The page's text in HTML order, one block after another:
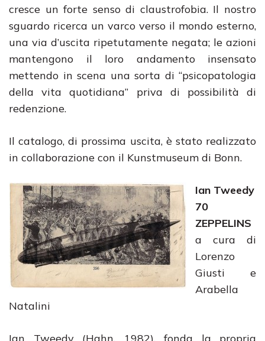
cresce un forte senso di claustrofobia. Il nostro
sguardo ricerca un varco verso il mondo esterno,
una via d’uscita ripetutamente negata; le azioni
mantengono il loro andamento insensato
mettendo in scena una sorta di “psicopatologia
della vita quotidiana” priva di possibilità di
redenzione.
Il catalogo, di prossima uscita, è stato realizzato
in collaborazione con il Kunstmuseum di Bonn.
Ian Tweedy
70
ZEPPELINS
a cura di
Lorenzo
Giusti e
Arabella
Natalini